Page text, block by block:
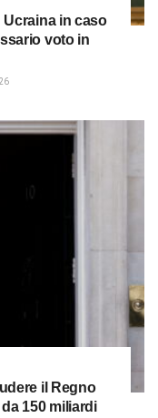
in caso
voto in
il Regno
150 miliardi